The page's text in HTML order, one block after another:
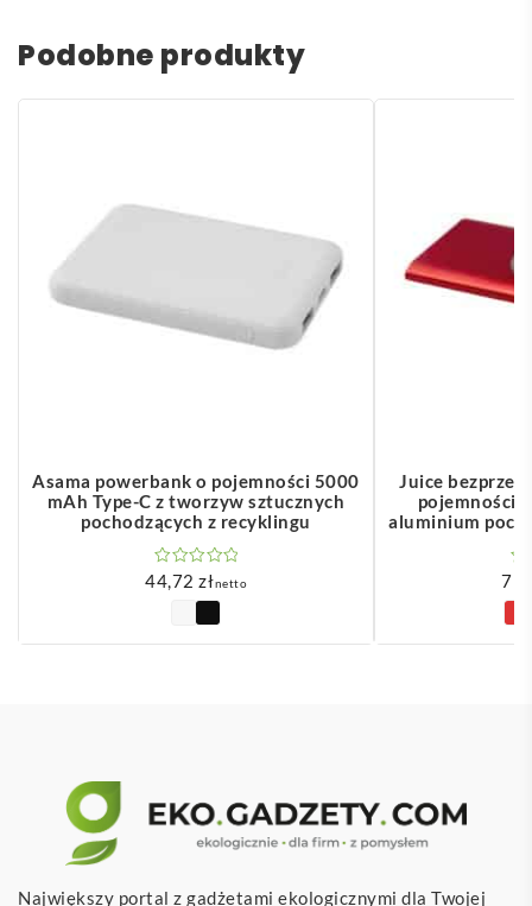
Podobne produkty
Asama powerbank o pojemności 5000
mAh Type-C z tworzyw sztucznych
pochodzących z recyklingu
44,72 złnetto
Juice
pojemności
aluminium
Największy portal z gadżetami ekologicznymi dla Twojej